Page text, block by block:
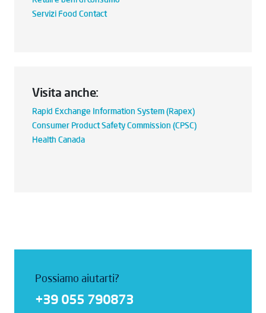
Servizi Food Contact
Visita anche:
Rapid Exchange Information System (Rapex)
Consumer Product Safety Commission (CPSC)
Health Canada
Possiamo aiutarti?
+39 055 790873